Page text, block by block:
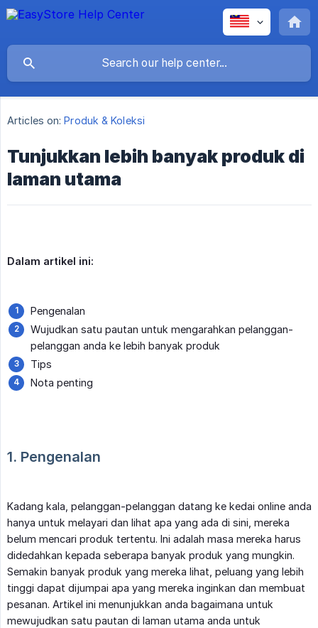
Articles on: Produk & Koleksi
Tunjukkan lebih banyak produk di
laman utama
Dalam artikel ini:
Pengenalan
Wujudkan satu pautan untuk mengarahkan pelanggan-
pelanggan anda ke lebih banyak produk
Tips
Nota penting
1. Pengenalan
Kadang kala, pelanggan-pelanggan datang ke kedai online anda
hanya untuk melayari dan lihat apa yang ada di sini, mereka
belum mencari produk tertentu. Ini adalah masa mereka harus
didedahkan kepada seberapa banyak produk yang mungkin.
Semakin banyak produk yang mereka lihat, peluang yang lebih
tinggi dapat dijumpai apa yang mereka inginkan dan membuat
pesanan. Artikel ini menunjukkan anda bagaimana untuk
mewujudkan satu pautan di laman utama anda untuk